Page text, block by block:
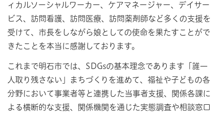
ィカルソーシャルワーカー、ケアマネージャー、デイサー
ビス、訪問看護、訪問医療、訪問薬剤師など多くの支援を
受けて、市長をしながら娘としての使命を果たすことがで
きたことを本当に感謝しております。
これまで明石市では、SDGsの基本理念であります「誰一
人取り残さない」まちづくりを進めて、福祉や子どもの各
分野において事業者等と連携した当事者支援、関係各課に
よる横断的な支援、関係機関を通じた実態調査や相談窓口